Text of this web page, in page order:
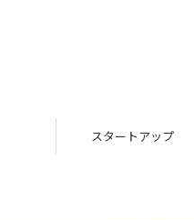
スタートアップ